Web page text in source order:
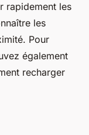
rapidement les
les
Pour
également
recharger